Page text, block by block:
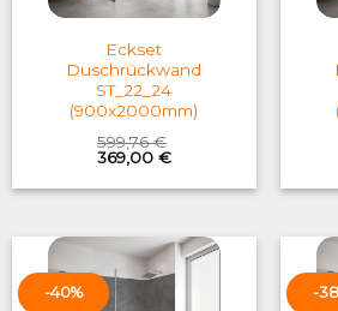
Eckset
Duschrückwand
ST_22_24
(900x2000mm)
599,76€
Original
price
was:
369,00 €Current
is:
-40% -